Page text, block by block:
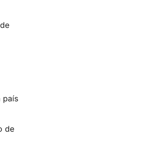
país
de